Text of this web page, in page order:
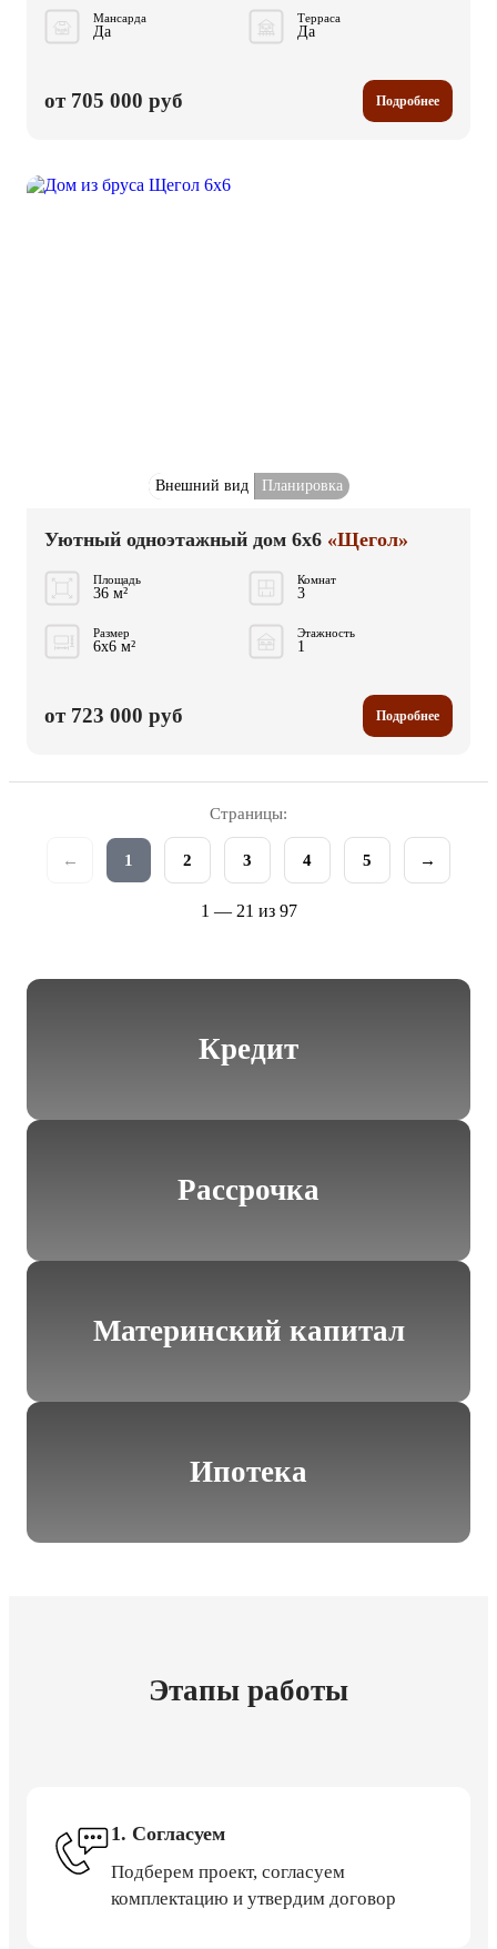
Мансарда
Да
Терраса
Да
от 705 000 руб Подробнее
Внешний вид Планировка
Уютный одноэтажный дом 6x6 «Щегол»
Площадь
36 м²
Комнат
3
Размер
6x6 м²
Этажность
1
от 723 000 руб Подробнее
Страницы:
← 1 2 3 4 5 →
1 — 21 из 97
Кредит
Рассрочка
Материнский капитал
Ипотека
Этапы работы
1. Согласуем
Подберем проект, согласуем
комплектацию и утвердим договор